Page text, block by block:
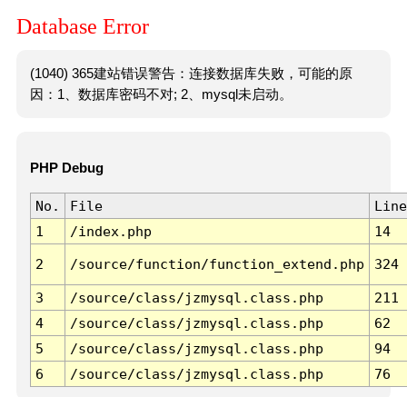
Database Error
(1040) 365建站错误警告：连接数据库失败，可能的原
因：1、数据库密码不对; 2、mysql未启动。
PHP Debug
No. File
Line
1
/index.php 14
2 /source/function/function_extend.php 324
3 /source/class/jzmysql.class.php
211
4
/source/class/jzmysql.class.php
62
5
/source/class/jzmysql.class.php
94
6
/source/class/jzmysql.class.php 76